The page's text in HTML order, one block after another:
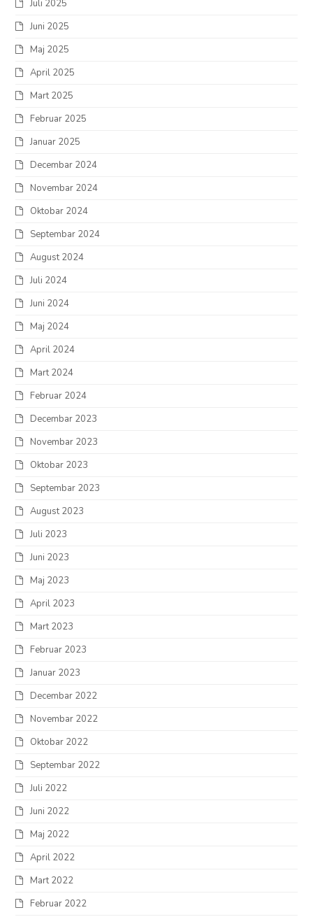
Juli 2025
Juni 2025
Maj 2025
April 2025
Mart 2025
Februar 2025
Januar 2025
Decembar 2024
Novembar 2024
Oktobar 2024
Septembar 2024
August 2024
Juli 2024
Juni 2024
Maj 2024
April 2024
Mart 2024
Februar 2024
Decembar 2023
Novembar 2023
Oktobar 2023
Septembar 2023
August 2023
Juli 2023
Juni 2023
Maj 2023
April 2023
Mart 2023
Februar 2023
Januar 2023
Decembar 2022
Novembar 2022
Oktobar 2022
Septembar 2022
Juli 2022
Juni 2022
Maj 2022
April 2022
Mart 2022
Februar 2022